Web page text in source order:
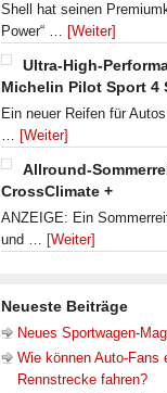
Shell hat seinen
Power“ … [Weiter]
Ultra-High-
Michelin Pilot Sport 4
Ein neuer Reifen für
… [Weiter]
Allround-
CrossClimate +
ANZEIGE: Ein
und … [Weiter]
Neueste Beiträge
Neues Sportwagen-
Wie können Auto-Fans
Rennstrecke fahren?